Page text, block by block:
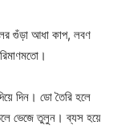
গুঁড়া আধা কাপ, লবণ
দিন। ডো তৈরি হলে
ভেজে তুলুন। ব্যস হয়ে